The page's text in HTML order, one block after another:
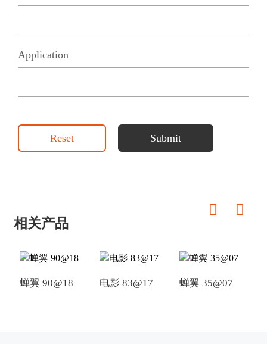
Application
Reset Submit
相关产品
蝉翼 90@18 电影 83@17 蝉翼 35@07